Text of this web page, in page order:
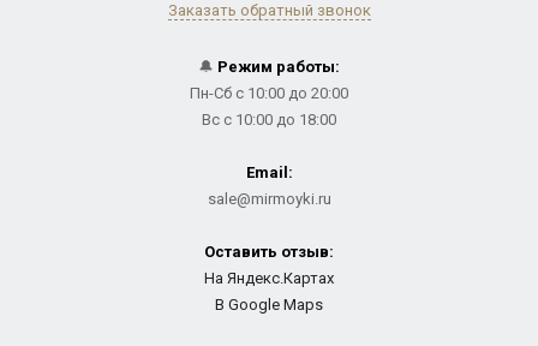
Заказать обратный звонок
🔔 Режим работы:
Пн-Сб с 10:00 до 20:00
Вс с 10:00 до 18:00
Email:
sale@mirmoyki.ru
Оставить отзыв:
На Яндекс.Картах
В Google Maps